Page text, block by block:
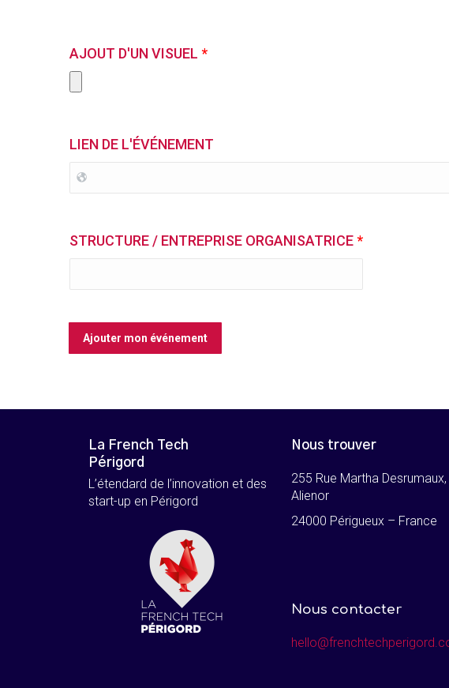
AJOUT D'UN VISUEL *
LIEN DE L'ÉVÉNEMENT
STRUCTURE / ENTREPRISE ORGANISATRICE*
La French Tech
Périgord
L’étendard de l’innovation et des
start-up en Périgord
Nous trouver
255 Rue Martha
Alienor
24000 Périgueux – France
Nous contacter